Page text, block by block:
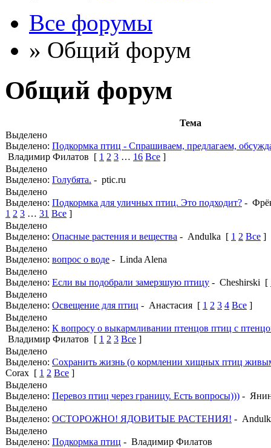
Все форумы
» Общий форум
Общий форум
Тема
Выделено
Выделено: Подкормка птиц - Спрашиваем, предлагаем,
Владимир Филатов [ 1 2 3 … 16 Все ]
Выделено
Выделено: Голубята. - ptic.ru
Выделено
Выделено: Подкормка для уличных птиц. Это подходит? -
1 2 3 … 31 Все ]
Выделено
Выделено: Опасные растения и вещества - Andulka [ 1 2 Все ]
Выделено
Выделено: вопрос о воде - Linda Alena
Выделено
Выделено: Если вы подобрали замерзшую птицу - Cheshirski [
Выделено
Выделено: Освещение для птиц - Анастасия [ 1 2 3 4 Все ]
Выделено
Выделено: К вопросу о выкармливании птенцов птиц с
Владимир Филатов [ 1 2 3 Все ]
Выделено
Выделено: Сохранить жизнь (о кормлении хищных птиц
Corax [ 1 2 Все ]
Выделено
Выделено: Перевоз птиц через границу. Есть вопросы))) -
Выделено
Выделено: ОСТОРОЖНО! ЯДОВИТЫЕ РАСТЕНИЯ! -
Выделено
Выделено: Подкормка птиц - Владимир Филатов